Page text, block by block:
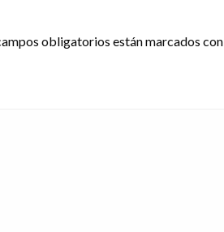
obligatorios están marcados con